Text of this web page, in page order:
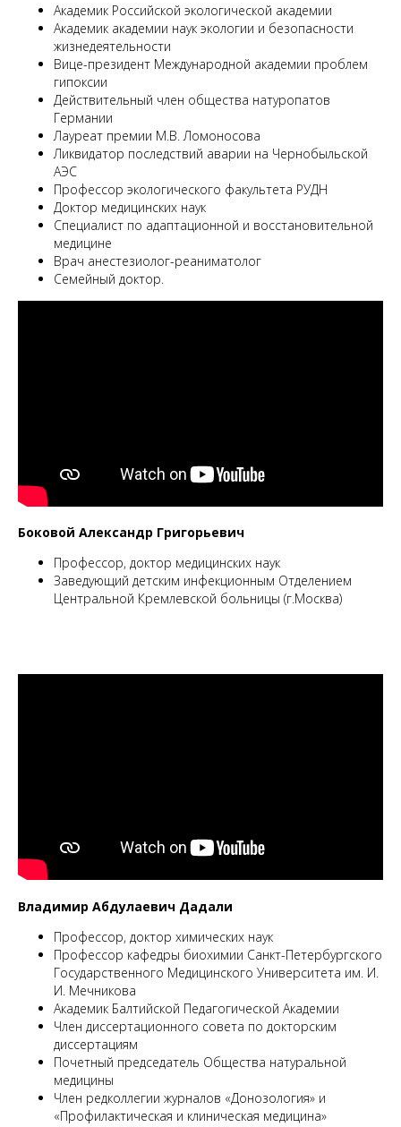
Академик Российской экологической академии
Академик академии наук экологии и безопасности
жизнедеятельности
Вице-президент Международной академии проблем
гипоксии
Действительный член общества натуропатов
Германии
Лауреат премии М.В. Ломоносова
Ликвидатор последствий аварии на Чернобыльской
АЭС
Профессор экологического факультета РУДН
Доктор медицинских наук
Специалист по адаптационной и восстановительной
медицине
Врач анестезиолог-реаниматолог
Семейный доктор.
Боковой Александр Григорьевич
Профессор, доктор медицинских наук
Заведующий детским инфекционным Отделением
Центральной Кремлевской больницы (г.Москва)
Владимир Абдулаевич Дадали
Профессор, доктор химических наук
Профессор кафедры биохимии Санкт-Петербургского
Государственного Медицинского Университета им. И.
И. Мечникова
Академик Балтийской Педагогической Академии
Член диссертационного совета по докторским
диссертациям
Почетный председатель Общества натуральной
медицины
Член редколлегии журналов «Донозология» и
«Профилактическая и клиническая медицина»